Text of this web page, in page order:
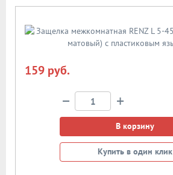
159 руб.
− +
В корзину
Купить в один клик